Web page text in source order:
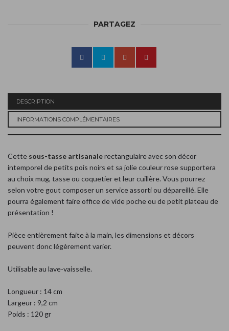
PARTAGEZ
DESCRIPTION
INFORMATIONS COMPLÉMENTAIRES
Cette sous-tasse artisanalerectangulaire avec son décor
intemporel de petits pois noirs et sa jolie couleur rose supportera
au choix mug, tasse ou coquetier et leur cuillère. Vous pourrez
selon votre gout composer un service assorti ou dépareillé. Elle
pourra également faire office de vide poche ou de petit plateau de
présentation !
Pièce entièrement faite à la main, les dimensions et décors
peuvent donc légèrement varier.
Utilisable au lave-vaisselle.
Longueur : 14 cm
Largeur : 9,2 cm
Poids : 120 gr